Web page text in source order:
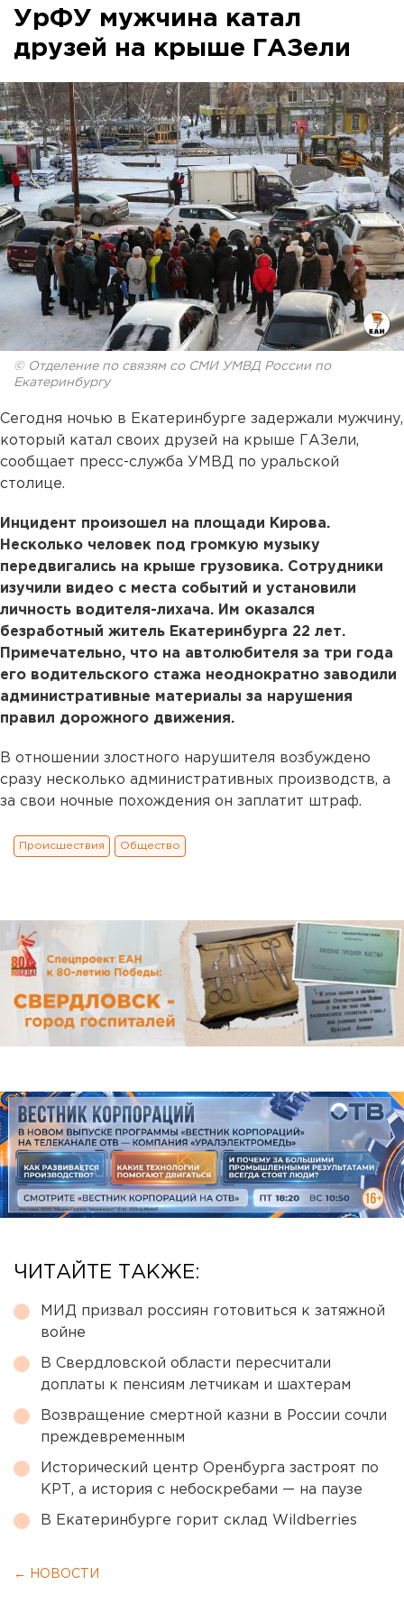
УрФУ мужчина катал
друзей на крыше ГАЗели
© Отделение по связям со СМИ УМВД России по
Екатеринбургу
Сегодня ночью в Екатеринбурге задержали мужчину,
который катал своих друзей на крыше ГАЗели,
сообщает пресс-служба УМВД по уральской
столице.
Инцидент произошел на площади Кирова.
Несколько человек под громкую музыку
передвигались на крыше грузовика. Сотрудники
изучили видео с места событий и установили
личность водителя-лихача. Им оказался
безработный житель Екатеринбурга 22 лет.
Примечательно, что на автолюбителя за три года
его водительского стажа неоднократно заводили
административные материалы за нарушения
правил дорожного движения.
В отношении злостного нарушителя возбуждено
сразу несколько административных производств, а
за свои ночные похождения он заплатит штраф.
Происшествия Общество
ЧИТАЙТЕ ТАКЖЕ:
МИД призвал россиян готовиться к затяжной
войне
В Свердловской области пересчитали
доплаты к пенсиям летчикам и шахтерам
Возвращение смертной казни в России сочли
преждевременным
Исторический центр Оренбурга застроят по
КРТ, а история с небоскребами — на паузе
В Екатеринбурге горит склад Wildberries
← НОВОСТИ